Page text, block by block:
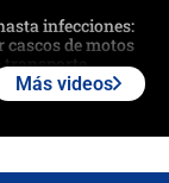
infecciones:
cascos de motos
transporte
Más videos